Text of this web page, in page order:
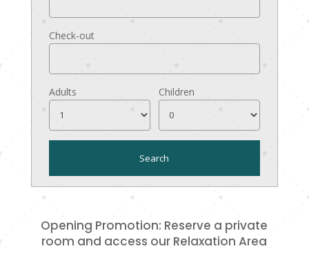
Check-out
Adults Children
Opening Promotion: Reserve a private
room and access our Relaxation Area